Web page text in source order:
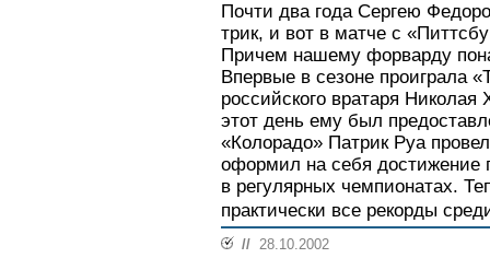
Почти два года Сергею
трик, и вот в матче с
Причем нашему форварду
Впервые в сезоне проиграла
российского вратаря Николая
этот день ему был
«Колорадо» Патрик Руа
оформил на себя достижение
в регулярных чемпионатах.
практически все рекорды
// 28.10.2002